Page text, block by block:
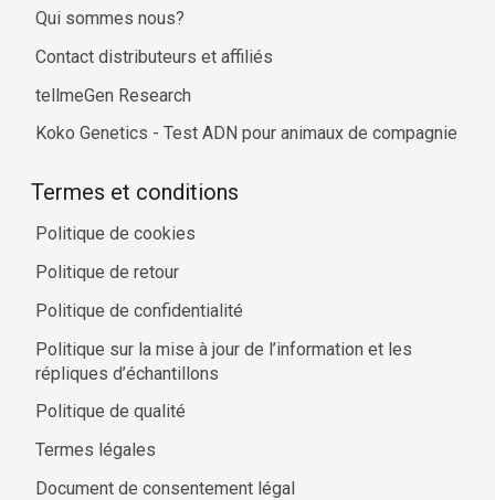
Qui sommes nous?
Contact distributeurs et affiliés
tellmeGen Research
Koko Genetics - Test ADN pour animaux de compagnie
Termes et conditions
Politique de cookies
Politique de retour
Politique de confidentialité
Politique sur la mise à jour de l’information et les
répliques d’échantillons
Politique de qualité
Termes légales
Document de consentement légal